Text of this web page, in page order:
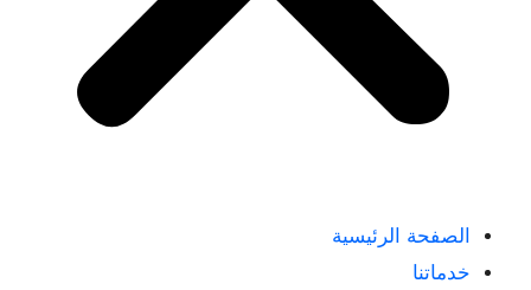
الصفحة الرئيسية
خدماتنا